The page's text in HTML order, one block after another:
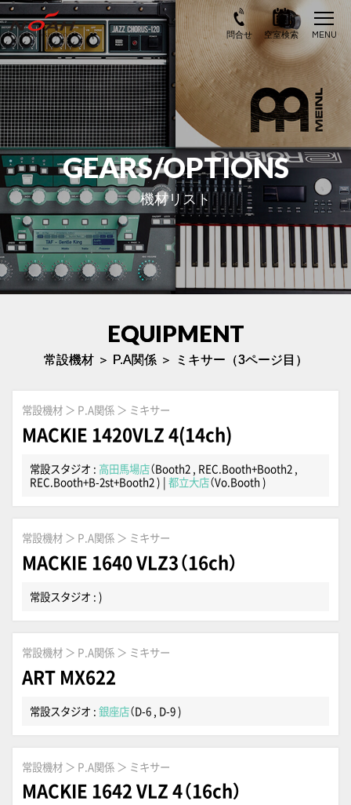
GEARS/OPTIONS
機材リスト
EQUIPMENT
常設機材 ＞ P.A関係 ＞ ミキサー（3ページ目）
常設機材 ＞ P.A関係 ＞ ミキサー
MACKIE 1420VLZ 4(14ch)
常設スタジオ : 高田馬場店（Booth2 , REC.Booth+Booth2 ,
REC.Booth+B-2st+Booth2 ) |都立大店（Vo.Booth )
常設機材 ＞ P.A関係 ＞ ミキサー
MACKIE 1640 VLZ3（16ch）
常設スタジオ : )
常設機材 ＞ P.A関係 ＞ ミキサー
ART MX622
常設スタジオ :銀座店（D-6 , D-9 )
常設機材 ＞ P.A関係 ＞ ミキサー
MACKIE 1642 VLZ 4（16ch）